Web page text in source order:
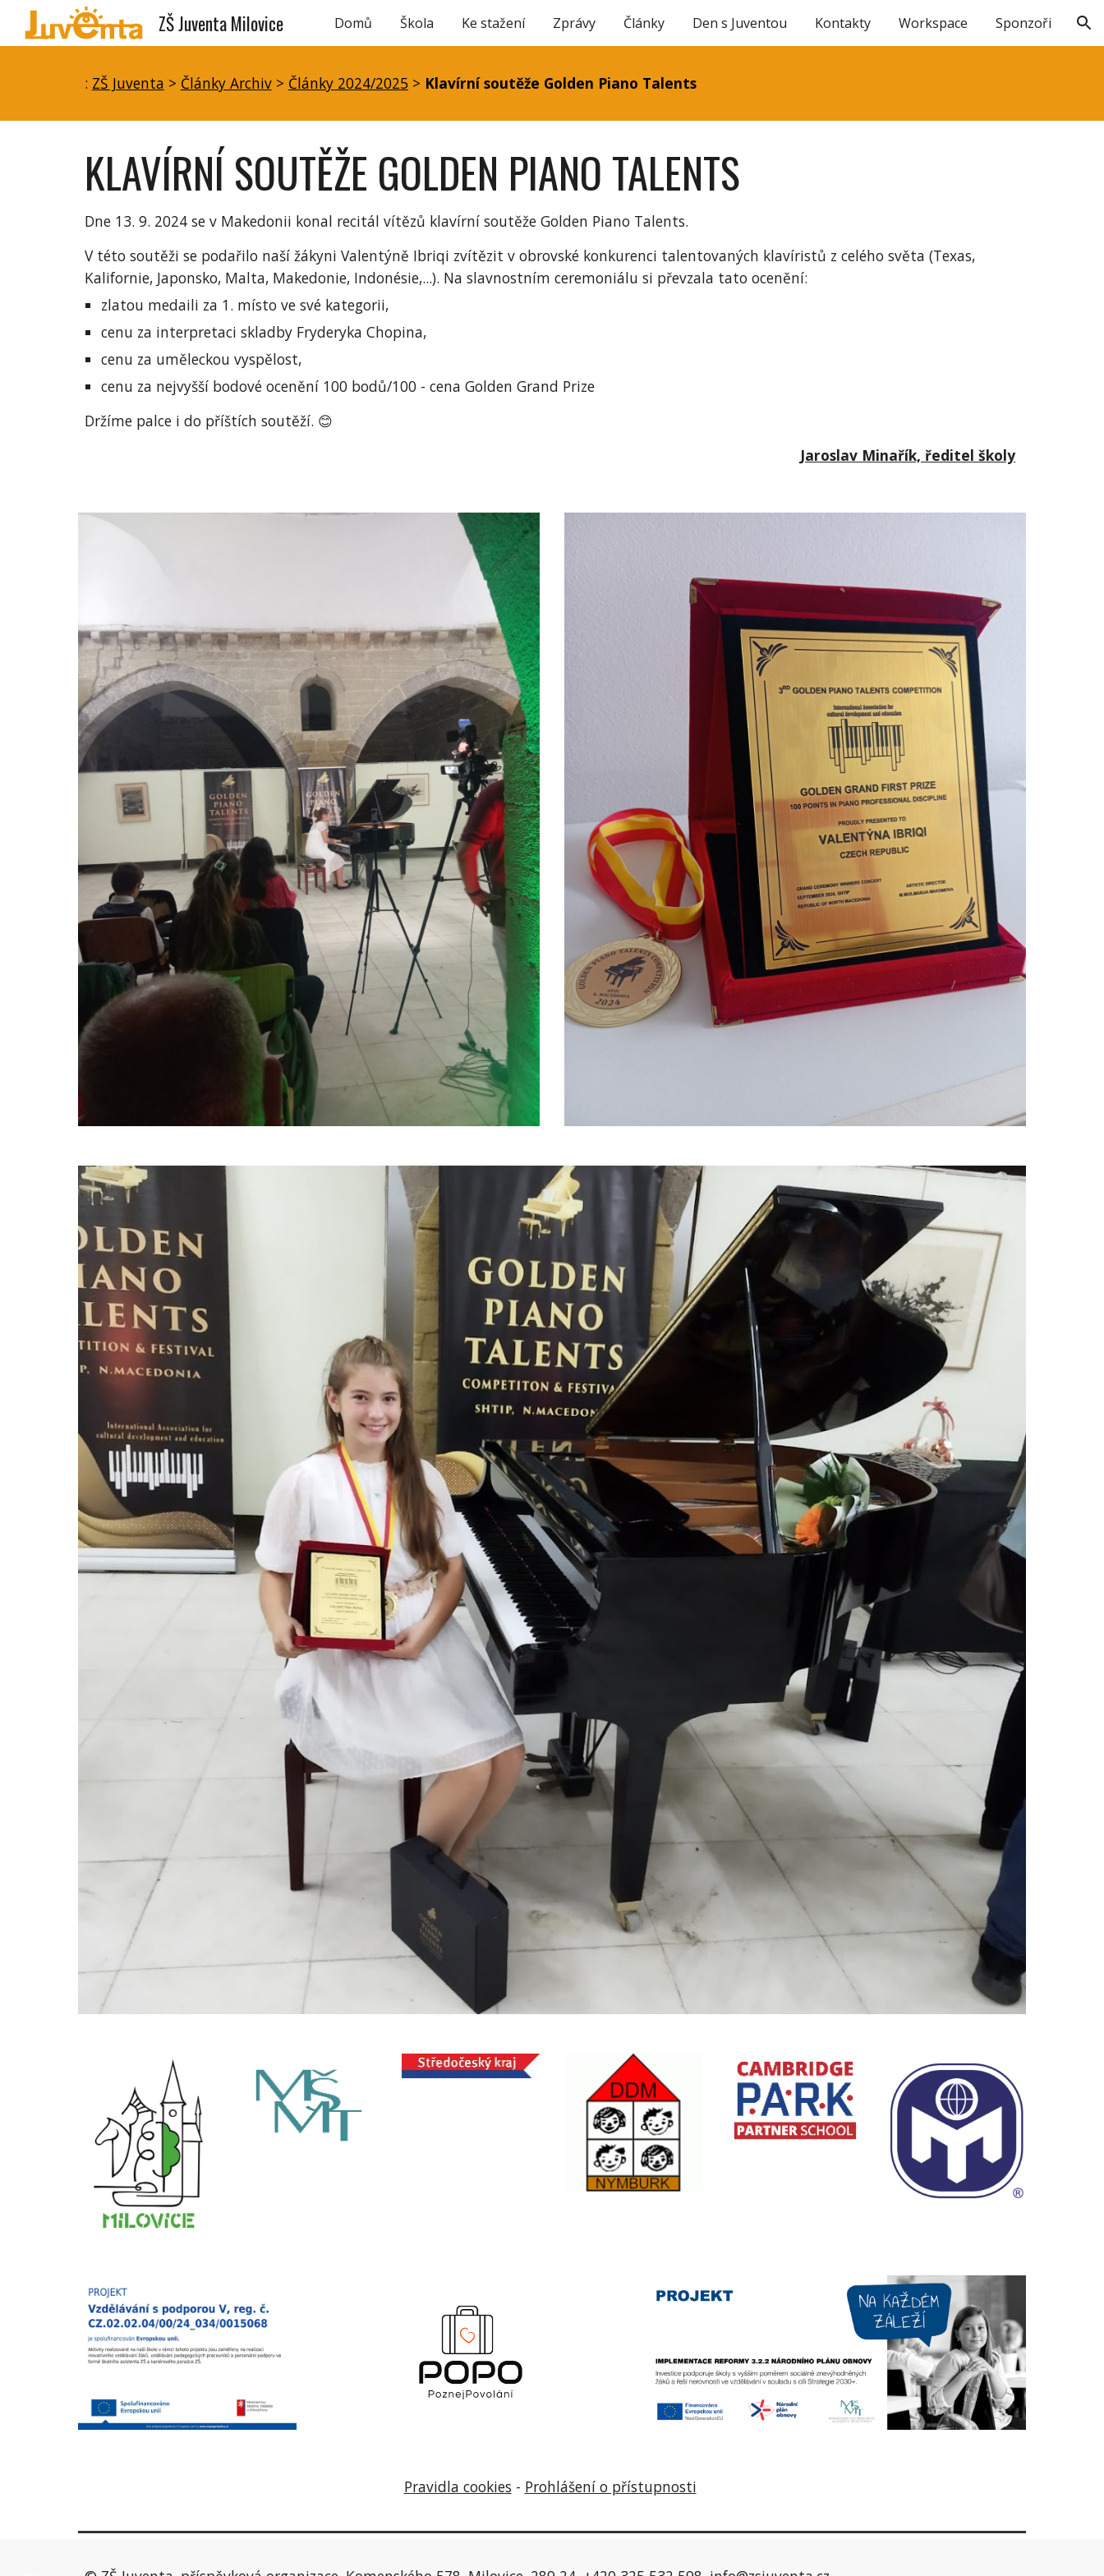
Skip to main content Skip to navigation
ZŠ Juventa Milovice Domů Škola Ke stažení Zprávy Články Den s Juventou Kontakty Workspace Sponzoři
: ZŠ Juventa > Články Archiv > Články 2024/2025> Klavírní soutěže Golden Piano Talents
KLAVÍRNÍ SOUTĚŽE GOLDEN PIANO TALENTS
Dne 13. 9. 2024 se v Makedonii konal recitál vítězů klavírní soutěže Golden Piano Talents.
V této soutěži se podařilo naší žákyni Valentýně Ibriqi zvítězit v obrovské konkurenci talentovaných klavíristů z celého světa (Texas,
Kalifornie, Japonsko, Malta, Makedonie, Indonésie,...). Na slavnostním ceremoniálu si převzala tato ocenění:
zlatou medaili za 1. místo ve své kategorii,
cenu za interpretaci skladby Fryderyka Chopina,
cenu za uměleckou vyspělost,
cenu za nejvyšší bodové ocenění 100 bodů/100 - cena Golden Grand Prize
Držíme palce i do příštích soutěží. 😊
Jaroslav Minařík, ředitel školy
Pravidla cookies - Prohlášení o přístupnosti